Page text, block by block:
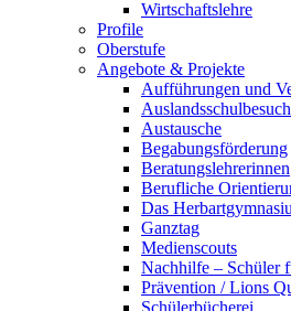
Wirtschaftslehre
Profile
Oberstufe
Angebote & Projekte
Aufführungen und
Austausche
Begabungsförderung
Beratungslehrerinnen
Berufliche
Das
Ganztag
Medienscouts
Nachhilfe – Schüler
Prävention / Lions